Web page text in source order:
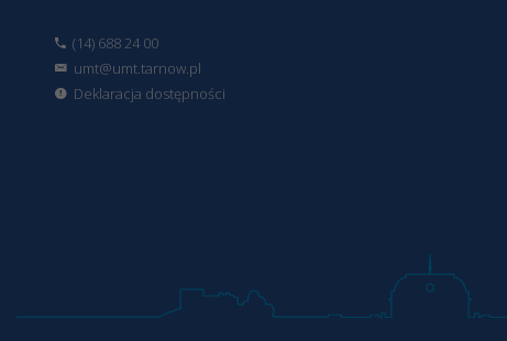
(14) 688 24 00
umt@umt.tarnow.pl
Deklaracja dostępności